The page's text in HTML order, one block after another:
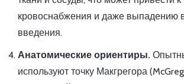
кровоснабжения и даже выпадению
введения.
Анатомические ориентиры.
используют точку Макгрегора